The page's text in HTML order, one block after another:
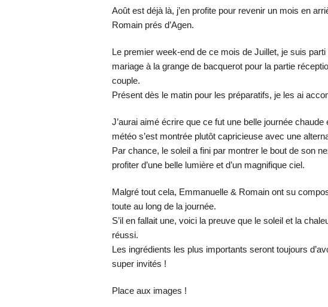
Août est déjà là, j’en profite pour revenir un mois en
Romain prés d’Agen.
Le premier week-end de ce mois de Juillet, je suis
mariage à la grange de bacquerot pour la partie
couple.
Présent dès le matin pour les préparatifs, je les ai
J’aurai aimé écrire que ce fut une belle journée
météo s’est montrée plutôt capricieuse avec une
Par chance, le soleil a fini par montrer le bout de son
profiter d’une belle lumière et d’un magnifique ciel.
Malgré tout cela, Emmanuelle & Romain ont su
toute au long de la journée.
S’il en fallait une, voici la preuve que le soleil et la
réussi.
Les ingrédients les plus importants seront toujours
super invités !
Place aux images !